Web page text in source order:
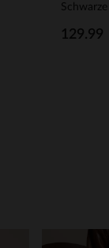
129.99